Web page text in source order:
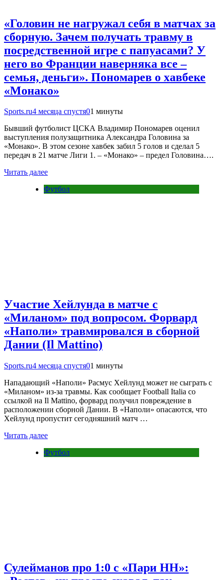
«Головин не нагружал себя в матчах за
сборную. Зачем получать травму в
посредственной игре с папуасами? У
него во Франции наверняка все –
семья, деньги». Пономарев о хавбеке
«Монако»
Sports.ru4 месяца спустя01 минуты
Бывший футболист ЦСКА Владимир Пономарев оценил
выступления полузащитника Александра Головина за
«Монако». В этом сезоне хавбек забил 5 голов и сделал 5
передач в 21 матче Лиги 1. – «Монако» – предел Головина….
Читать далее
Футбол
Участие Хейлунда в матче с
«Миланом» под вопросом. Форвард
«Наполи» травмировался в сборной
Дании (Il Mattino)
Sports.ru4 месяца спустя01 минуты
Нападающий «Наполи» Расмус Хейлунд может не сыграть с
«Миланом» из-за травмы. Как сообщает Football Italia со
ссылкой на Il Mattino, форвард получил повреждение в
расположении сборной Дании. В «Наполи» опасаются, что
Хейлунд пропустит сегодняшний матч …
Читать далее
Футбол
Сулейманов про 1:0 с «Пари НН»: